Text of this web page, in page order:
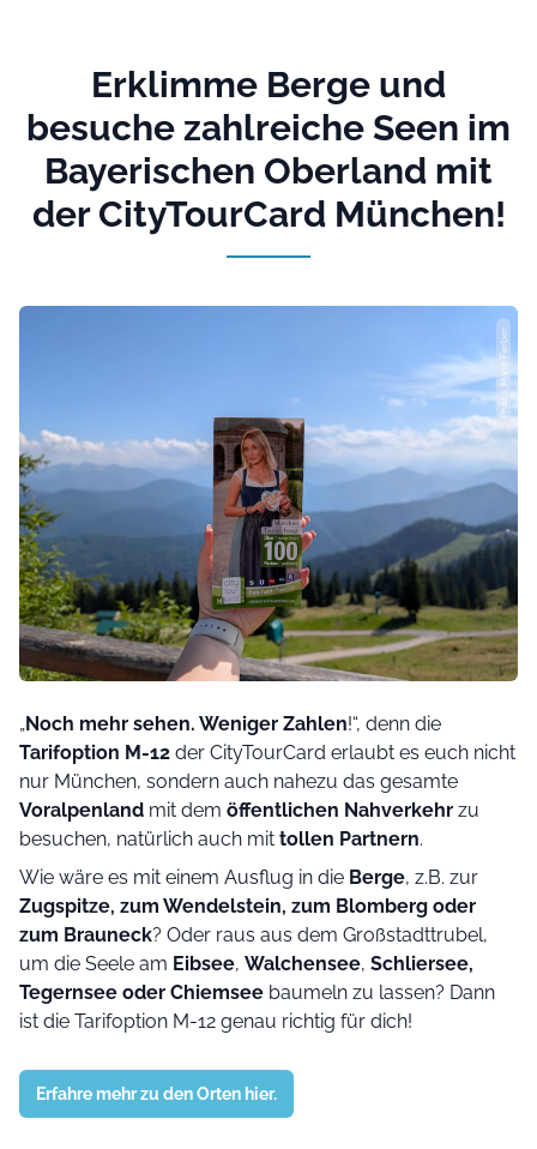
Erklimme Berge und
besuche zahlreiche Seen im
Bayerischen Oberland mit
der CityTourCard München!
Photo: Marie Ferber
„Noch mehr sehen. Weniger Zahlen!“, denn die
Tarifoption M-12 der CityTourCard erlaubt es euch nicht
nur München, sondern auch nahezu das gesamte
Voralpenland mit dem öffentlichen Nahverkehr zu
besuchen, natürlich auch mit tollen Partnern.
Wie wäre es mit einem Ausflug in die Berge, z.B. zur
Zugspitze, zum Wendelstein, zum Blomberg oder
zum Brauneck? Oder raus aus dem Großstadttrubel,
um die Seele am Eibsee, Walchensee, Schliersee,
Tegernsee oder Chiemsee baumeln zu lassen? Dann
ist die Tarifoption M-12 genau richtig für dich!
Erfahre mehr zu den Orten hier.